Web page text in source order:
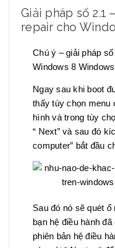
Giải pháp số 2.1
repair cho
Chú ý – giải pháp
Windows 8
Ngay sau khi boot
thấy tùy chọn menu
hình và trong tùy
“ Next” và sau đó
computer” bắt đầu
Sau đó nó sẽ quét
bạn hệ điều hành
phiên bản hệ điều